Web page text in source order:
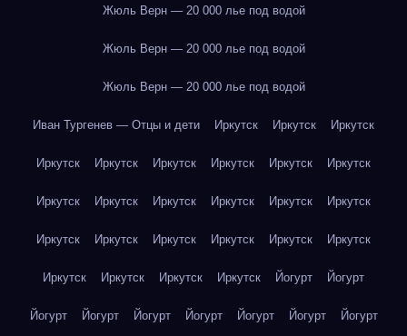
Жюль Верн — 20 000 лье под водой
Жюль Верн — 20 000 лье под водой
Жюль Верн — 20 000 лье под водой
Иван Тургенев — Отцы и дети Иркутск Иркутск Иркутск
Иркутск Иркутск Иркутск Иркутск Иркутск Иркутск
Иркутск Иркутск Иркутск Иркутск Иркутск Иркутск
Иркутск Иркутск Иркутск Иркутск Иркутск Иркутск
Иркутск Иркутск Иркутск Иркутск Йогурт Йогурт
Йогурт Йогурт Йогурт Йогурт Йогурт Йогурт Йогурт